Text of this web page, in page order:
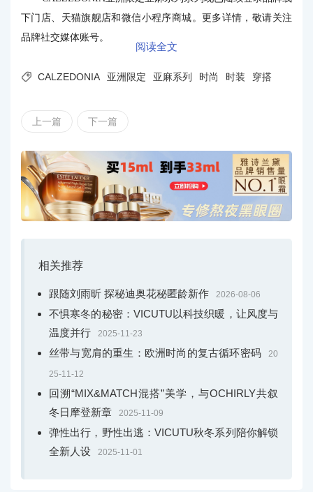
下门店、天猫旗舰店和微信小程序商城。更多详情，敬请关注
品牌社交媒体账号。
阅读全文
 CALZEDONIA 亚洲限定 亚麻系列 时尚 时装 穿搭
上一篇 下一篇
相关推荐
跟随刘雨昕 探秘迪奥花秘匿龄新作 2026-08-06
不惧寒冬的秘密：VICUTU以科技织暖，让风度与
温度并行
2025-11-23
丝带与宽肩的重生：欧洲时尚的复古循环密码 20
25-11-12
回溯“MIX&MATCH混搭”美学，与OCHIRLY共叙
冬日摩登新章
2025-11-09
弹性出行，野性出逃：VICUTU秋冬系列陪你解锁
全新人设
2025-11-01